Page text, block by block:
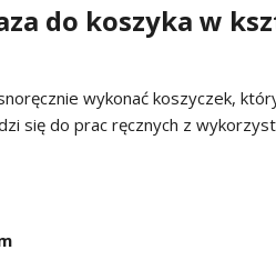
do koszyka w
wykonać koszyczek,
się do prac ręcznych z